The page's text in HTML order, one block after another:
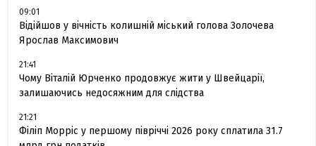
09:01
Відійшов у вічність колишній міський голова Золочева
Ярослав Максимович
21:41
Чому Віталій Юрченко продовжує жити у Швейцарії,
залишаючись недосяжним для слідства
21:21
Філіп Морріс у першому півріччі 2026 року сплатила 31.7